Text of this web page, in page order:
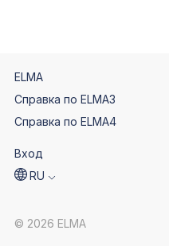
ELMA
Справка по ELMA3
Справка по ELMA4
Вход
RU
© 2026 ELMA